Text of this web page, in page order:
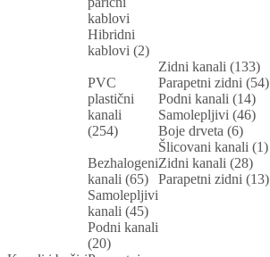
kablovi
Hibridni
kablovi (2)
PVC
plastični
kanali
(254)
Zidni kanali (133)
Parapetni zidni (54)
Podni kanali (14)
Samolepljivi (46)
Boje drveta (6)
Šlicovani kanali (1)
Bezhalogeni
kanali (65)
Zidni kanali (28)
Parapetni zidni (13)
Samolepljivi
kanali (45)
Podni kanali
(20)